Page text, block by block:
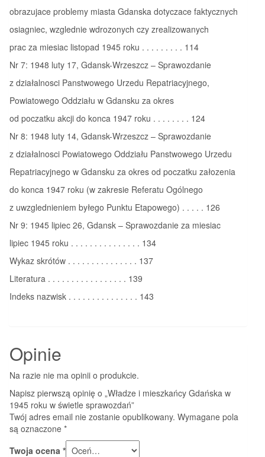
obrazujace problemy miasta Gdanska dotyczace faktycznych
osiagniec, wzglednie wdrozonych czy zrealizowanych
prac za miesiac listopad 1945 roku . . . . . . . . . 114
Nr 7: 1948 luty 17, Gdansk-Wrzeszcz – Sprawozdanie
z działalnosci Panstwowego Urzedu Repatriacyjnego,
Powiatowego Oddziału w Gdansku za okres
od poczatku akcji do konca 1947 roku . . . . . . . . 124
Nr 8: 1948 luty 14, Gdansk-Wrzeszcz – Sprawozdanie
z działalnosci Powiatowego Oddziału Panstwowego Urzedu
Repatriacyjnego w Gdansku za okres od poczatku załozenia
do konca 1947 roku (w zakresie Referatu Ogólnego
z uwzglednieniem byłego Punktu Etapowego) . . . . . 126
Nr 9: 1945 lipiec 26, Gdansk – Sprawozdanie za miesiac
lipiec 1945 roku . . . . . . . . . . . . . . . 134
Wykaz skrótów . . . . . . . . . . . . . . . 137
Literatura . . . . . . . . . . . . . . . . . 139
Indeks nazwisk . . . . . . . . . . . . . . . 143
Opinie
Na razie nie ma opinii o produkcie.
Napisz pierwszą opinię o „Władze i mieszkańcy Gdańska w
1945 roku w świetle sprawozdań”
Twój adres email nie zostanie opublikowany. Wymagane pola
są oznaczone *
Twoja ocena *